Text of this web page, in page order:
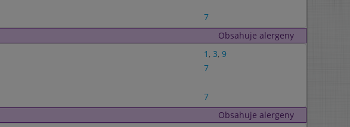
7
Obsahuje alergeny
1 , 3, 9
7
7
Obsahuje alergeny